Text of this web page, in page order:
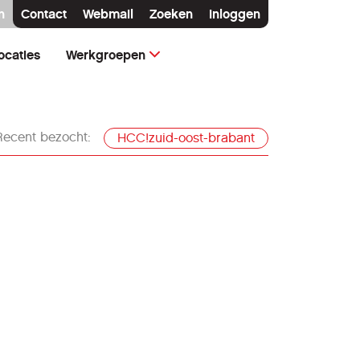
Contact Webmail Zoeken Inloggen
Werkgroepen
bezocht: HCC!zuid-oost-brabant